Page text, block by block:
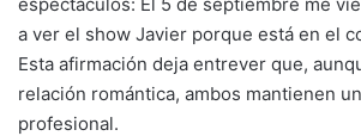
a ver el show Javier porque está en el
Esta afirmación deja entrever que,
relación romántica, ambos mantienen
profesional.